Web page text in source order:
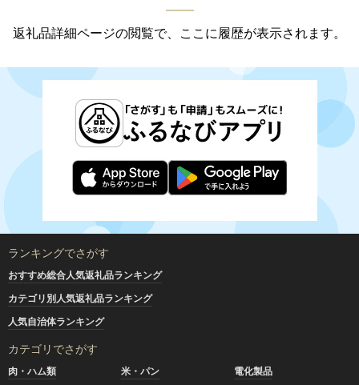
返礼品詳細ページの閲覧で、ここに履歴が表示されます。
ランキングでさがす
おすすめ総合人気返礼品ランキング
カテゴリ別人気返礼品ランキング
人気自治体ランキング
カテゴリでさがす
肉・ハム類 米・パン
電化製品